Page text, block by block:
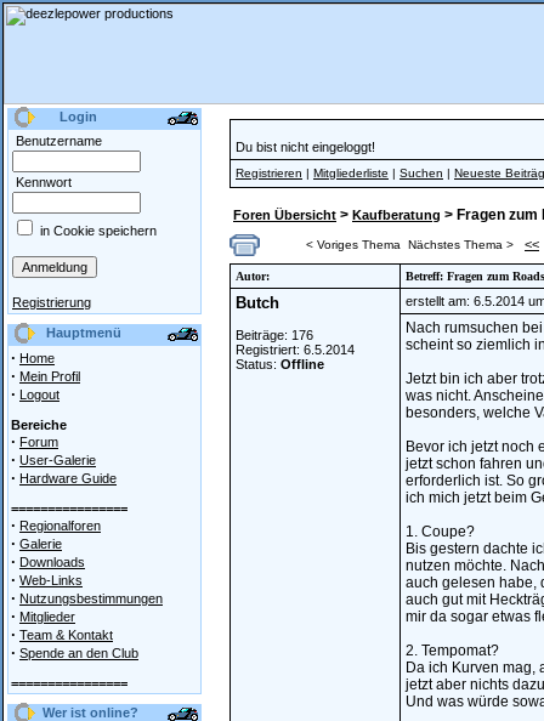
Login
Benutzername
Kennwort
in Cookie speichern
Registrierung
Hauptmenü
· Home
· Mein Profil
· Logout
Bereiche
· Forum
· User-Galerie
· Hardware Guide
================
· Regionalforen
· Galerie
· Downloads
· Web-Links
· Nutzungsbestimmungen
· Mitglieder
· Team & Kontakt
· Spende an den Club
================
Wer ist online?
Du bist nicht eingeloggt!
Registrieren | Mitgliederliste | Suchen | Neueste
Foren Übersicht > Kaufberatung > Fragen
< Voriges Thema Nächstes Thema > <<
Autor: Betreff: Fragen zum
Butch
Beiträge: 176
Registriert: 6.5.2014
Status: Offline
erstellt am: 6.5.2014
Nach rumsuchen
scheint so ziemlich
Jetzt bin ich aber
was nicht.
besonders, welche
Bevor ich jetzt noch
jetzt schon fahren
erforderlich ist. So
ich mich jetzt beim
1. Coupe?
Bis gestern dachte
nutzen möchte.
auch gelesen habe,
auch gut mit
mir da sogar etwas
2. Tempomat?
Da ich Kurven mag,
jetzt aber nichts
Und was würde